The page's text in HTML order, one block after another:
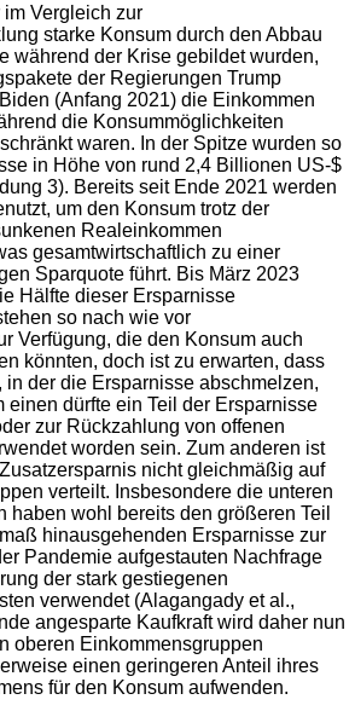
Vergleich zur
starke Konsum durch den Abbau
während der Krise gebildet wurden,
der Regierungen Trump
(Anfang 2021) die Einkommen
die Konsummöglichkeiten
waren. In der Spitze wurden so
in Höhe von rund 2,4 Billionen US-$
3). Bereits seit Ende 2021 werden
um den Konsum trotz der
Realeinkommen
gesamtwirtschaftlich zu einer
Sparquote führt. Bis März 2023
Hälfte dieser Ersparnisse
so nach wie vor
Verfügung, die den Konsum auch
könnten, doch ist zu erwarten, dass
der die Ersparnisse abschmelzen,
einen dürfte ein Teil der Ersparnisse
zur Rückzahlung von offenen
worden sein. Zum anderen ist
nicht gleichmäßig auf
verteilt. Insbesondere die unteren
haben wohl bereits den größeren Teil
hinausgehenden Ersparnisse zur
Pandemie aufgestauten Nachfrage
der stark gestiegenen
verwendet (Alagangady et al.,
angesparte Kaufkraft wird daher nun
oberen Einkommensgruppen
einen geringeren Anteil ihres
für den Konsum aufwenden.